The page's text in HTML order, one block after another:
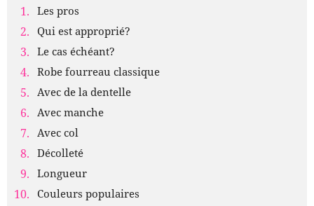
Les pros
Qui est approprié?
Le cas échéant?
Robe fourreau classique
Avec de la dentelle
Avec manche
Avec col
Décolleté
Longueur
Couleurs populaires